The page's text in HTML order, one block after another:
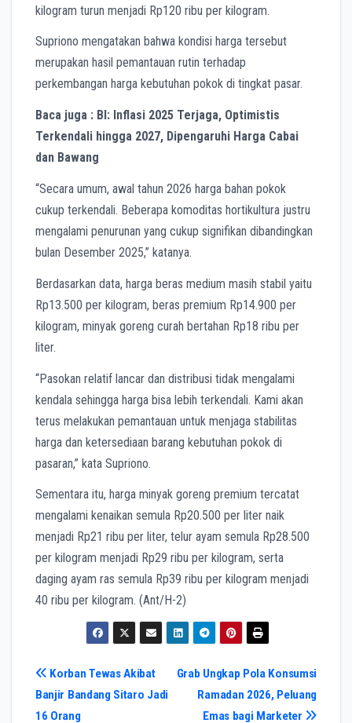
kilogram turun menjadi Rp120 ribu per kilogram.
Supriono mengatakan bahwa kondisi harga tersebut
merupakan hasil pemantauan rutin terhadap
perkembangan harga kebutuhan pokok di tingkat pasar.
Baca juga : BI: Inflasi 2025 Terjaga, Optimistis
Terkendali hingga 2027, Dipengaruhi Harga Cabai
dan Bawang
“Secara umum, awal tahun 2026 harga bahan pokok
cukup terkendali. Beberapa komoditas hortikultura justru
mengalami penurunan yang cukup signifikan dibandingkan
bulan Desember 2025,” katanya.
Berdasarkan data, harga beras medium masih stabil yaitu
Rp13.500 per kilogram, beras premium Rp14.900 per
kilogram, minyak goreng curah bertahan Rp18 ribu per
liter.
“Pasokan relatif lancar dan distribusi tidak mengalami
kendala sehingga harga bisa lebih terkendali. Kami akan
terus melakukan pemantauan untuk menjaga stabilitas
harga dan ketersediaan barang kebutuhan pokok di
pasaran,” kata Supriono.
Sementara itu, harga minyak goreng premium tercatat
mengalami kenaikan semula Rp20.500 per liter naik
menjadi Rp21 ribu per liter, telur ayam semula Rp28.500
per kilogram menjadi Rp29 ribu per kilogram, serta
daging ayam ras semula Rp39 ribu per kilogram menjadi
40 ribu per kilogram. (Ant/H-2)
Navigasi
pos
Grab Ungkap Pola Konsumsi
Ramadan 2026, Peluang
Emas bagi Marketer
Korban Tewas Akibat
Banjir Bandang Sitaro Jadi
16 Orang